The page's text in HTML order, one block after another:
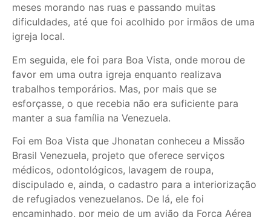
meses morando nas ruas e passando muitas
dificuldades, até que foi acolhido por irmãos de uma
igreja local.
Em seguida, ele foi para Boa Vista, onde morou de
favor em uma outra igreja enquanto realizava
trabalhos temporários. Mas, por mais que se
esforçasse, o que recebia não era suficiente para
manter a sua família na Venezuela.
Foi em Boa Vista que Jhonatan conheceu a Missão
Brasil Venezuela, projeto que oferece serviços
médicos, odontológicos, lavagem de roupa,
discipulado e, ainda, o cadastro para a interiorização
de refugiados venezuelanos. De lá, ele foi
encaminhado, por meio de um avião da Força Aérea